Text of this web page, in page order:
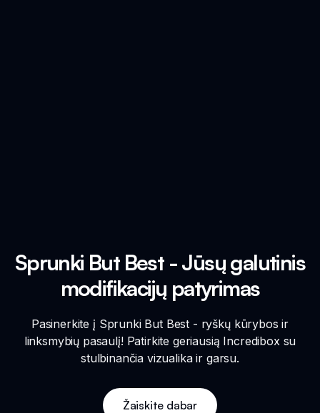
Sprunki But Best - Jūsų galutinis
modifikacijų patyrimas
Pasinerkite į Sprunki But Best - ryškų kūrybos ir
linksmybių pasaulį! Patirkite geriausią Incredibox su
stulbinančia vizualika ir garsu.
Žaiskite dabar